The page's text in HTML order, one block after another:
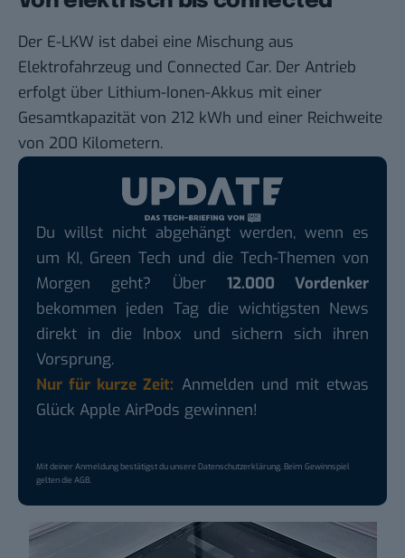
Der E-LKW ist dabei eine Mischung aus
Elektrofahrzeug und Connected Car. Der Antrieb
erfolgt über Lithium-Ionen-Akkus mit einer
Gesamtkapazität von 212 kWh und einer Reichweite
von 200 Kilometern.
Du willst nicht abgehängt werden, wenn es
um KI, Green Tech und die Tech-Themen von
Morgen geht? Über 12.000 Vordenker
bekommen jeden Tag die wichtigsten News
direkt in die Inbox und sichern sich ihren
Vorsprung.
Nur für kurze Zeit: Anmelden und mit etwas
Glück Apple AirPods gewinnen!
Mit deiner Anmeldung bestätigst du unsere Datenschutzerklärung. Beim Gewinnspiel
gelten dieAGB.